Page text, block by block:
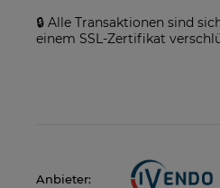
🔒 Alle Transaktionen sind
einem SSL-Zertifikat
Anbieter: